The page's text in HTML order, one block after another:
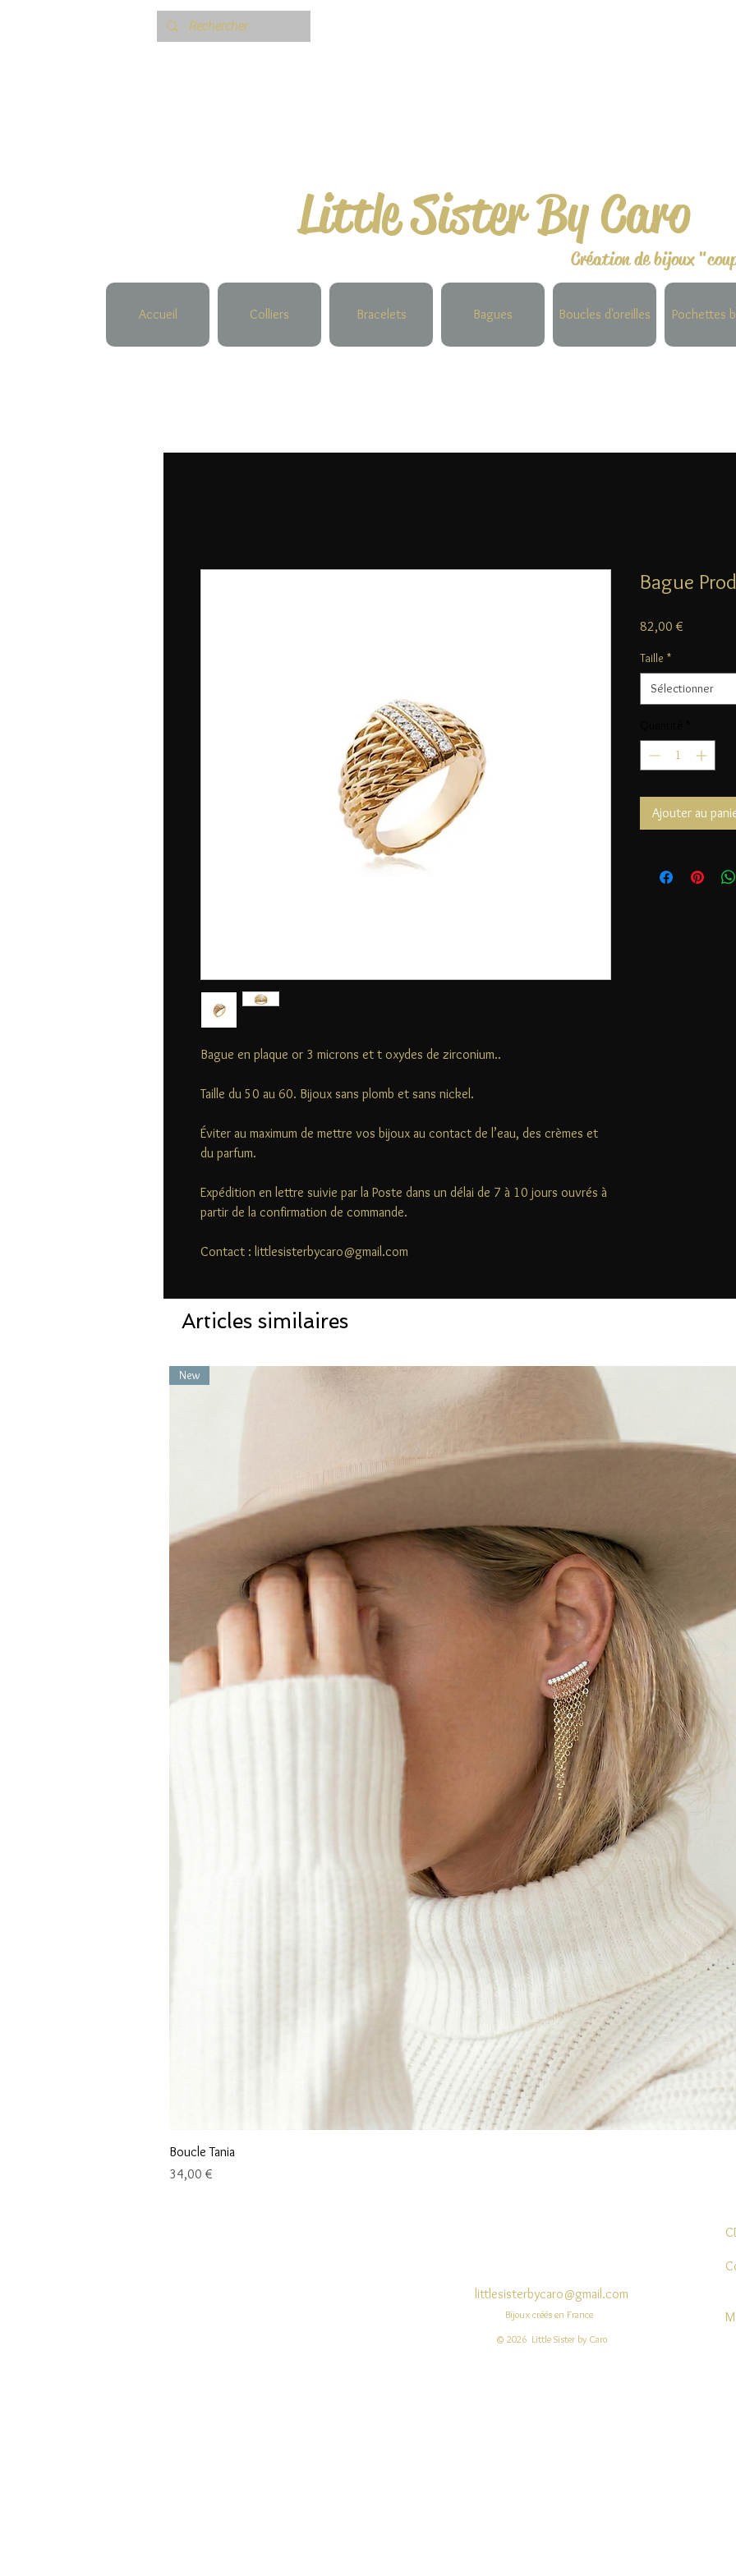
Little Sister By Caro
Création de bijoux
Accueil Colliers Bracelets Bagues Boucles d'oreilles Pochettes
Bague en plaque or 3 microns et t oxydes de zirconium..
Taille du 50 au 60. Bijoux sans plomb et sans nickel.
Éviter au maximum de mettre vos bijoux au contact de l’eau, des crèmes et
du parfum.
Expédition en lettre suivie par la Poste dans un délai de 7 à 10 jours ouvrés à
partir de la confirmation de commande.
Contact : littlesisterbycaro@gmail.com
Bague
82,00 €
Taille *
Sélectionner
Ajouter au
Articles similaires
New
Boucle Tania
Prix
34,00 €
littlesisterbycaro@gmail.com
Bijoux créés en France
© 2026 Little Sister by Caro